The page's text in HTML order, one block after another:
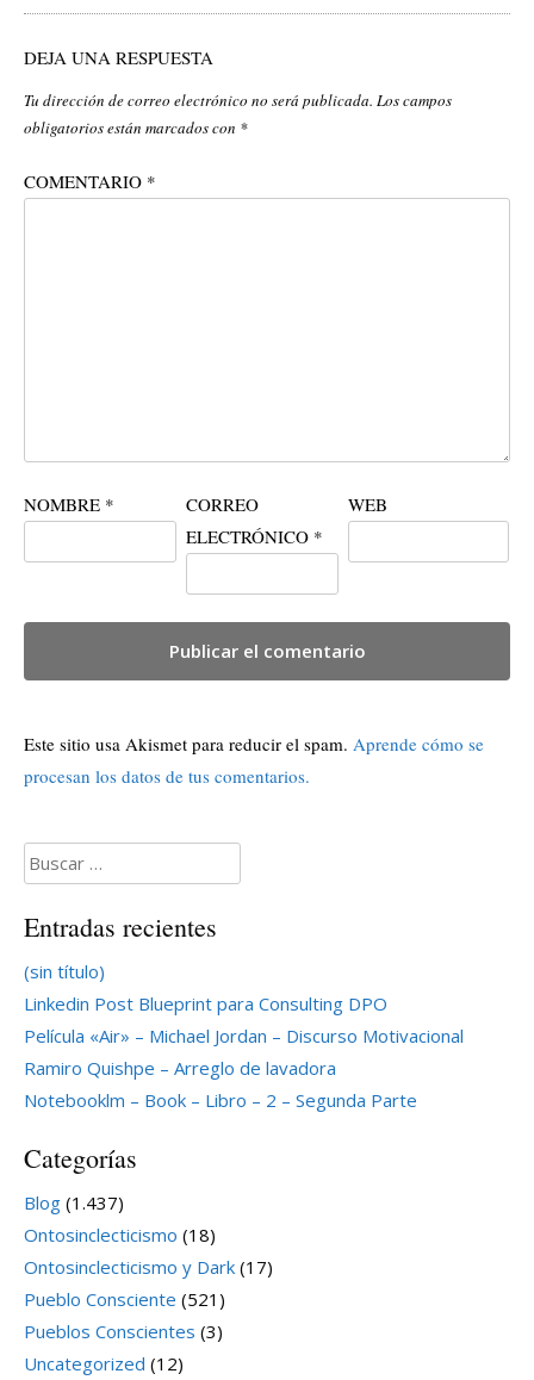
DEJA UNA RESPUESTA
Tu dirección de correo electrónico no será publicada. Los campos
obligatorios están marcados con *
COMENTARIO *
NOMBRE *
CORREO
ELECTRÓNICO *
WEB
Este sitio usa Akismet para reducir el spam. Aprende cómo se
procesan los datos de tus comentarios.
Buscar:
Entradas recientes
(sin título)
Linkedin Post Blueprint para Consulting DPO
Película «Air» – Michael Jordan – Discurso Motivacional
Ramiro Quishpe – Arreglo de lavadora
Notebooklm – Book – Libro – 2 – Segunda Parte
Categorías
Blog (1.437)
Ontosinclecticismo (18)
Ontosinclecticismo y Dark (17)
Pueblo Consciente (521)
Pueblos Conscientes (3)
Uncategorized (12)